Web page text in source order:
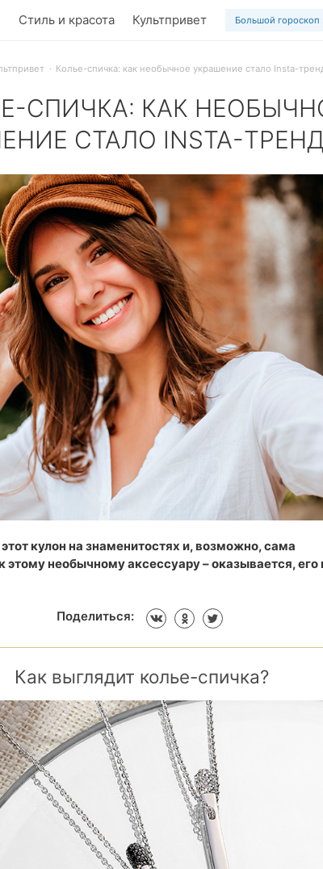
Стиль и красота Культпривет Большой гороскоп
Колье-спичка: как необычное украшение стало Insta-
СПИЧКА: КАК
СТАЛО INSTA-
украшение взорвало Instagram. Кто же придумал
кулон на знаменитостях и, возможно, сама
необычному аксессуару – оказывается, его
Поделиться:
Как выглядит колье-спичка?